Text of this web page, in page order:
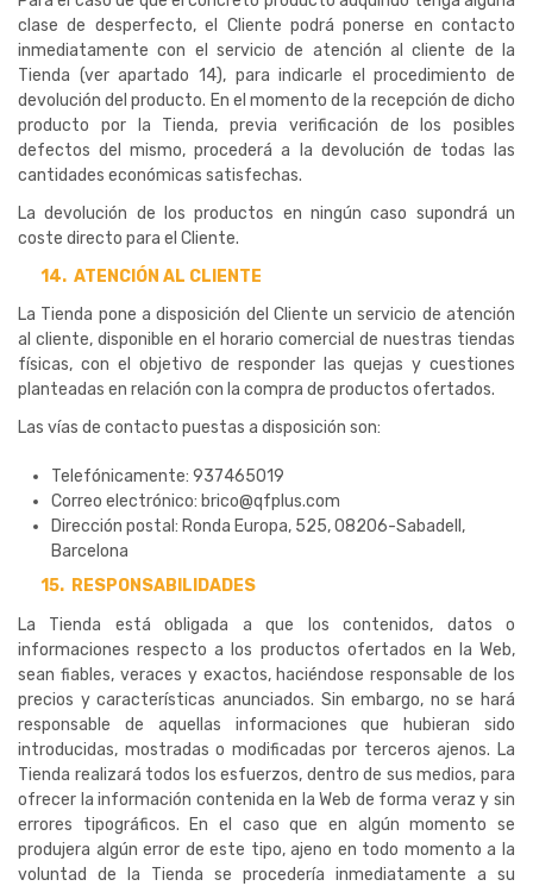
clase de desperfecto, el Cliente podrá ponerse en contacto
inmediatamente con el servicio de atención al cliente de la
Tienda (ver apartado 14), para indicarle el procedimiento de
devolución del producto. En el momento de la recepción de dicho
producto por la Tienda, previa verificación de los posibles
defectos del mismo, procederá a la devolución de todas las
cantidades económicas satisfechas.
La devolución de los productos en ningún caso supondrá un
coste directo para el Cliente.
14. ATENCIÓN AL CLIENTE
La Tienda pone a disposición del Cliente un servicio de atención
al cliente, disponible en el horario comercial de nuestras tiendas
físicas, con el objetivo de responder las quejas y cuestiones
planteadas en relación con la compra de productos ofertados.
Las vías de contacto puestas a disposición son:
Telefónicamente: 937465019
Correo electrónico: brico@qfplus.com
Dirección postal: Ronda Europa, 525, 08206-Sabadell,
Barcelona
15. RESPONSABILIDADES
La Tienda está obligada a que los contenidos, datos o
informaciones respecto a los productos ofertados en la Web,
sean fiables, veraces y exactos, haciéndose responsable de los
precios y características anunciados. Sin embargo, no se hará
responsable de aquellas informaciones que hubieran sido
introducidas, mostradas o modificadas por terceros ajenos. La
Tienda realizará todos los esfuerzos, dentro de sus medios, para
ofrecer la información contenida en la Web de forma veraz y sin
errores tipográficos. En el caso que en algún momento se
produjera algún error de este tipo, ajeno en todo momento a la
voluntad de la Tienda se procedería inmediatamente a su